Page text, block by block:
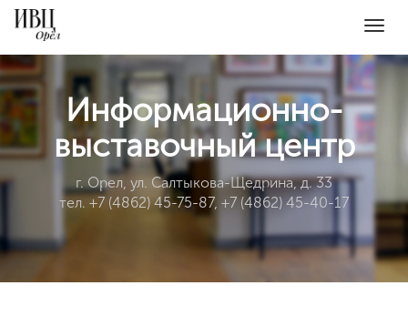
Информационно-
выставочный центр
г. Орел, ул. Салтыкова-Щедрина, д. 33
тел. +7 (4862) 45-75-87, +7 (4862) 45-40-17